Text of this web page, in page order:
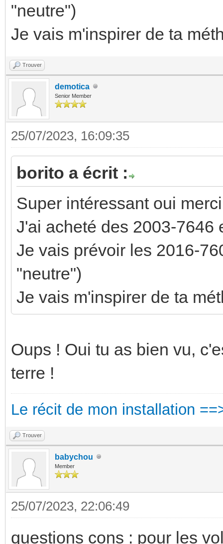
"neutre")
Je vais m'inspirer de ta
Trouver
demotica
Senior Member
25/07/2023, 16:09:35
borito a écrit :
Super intéressant oui
J'ai acheté des 2003-7646
Je vais prévoir les 2016-
"neutre")
Je vais m'inspirer de ta
Oups ! Oui tu as bien vu,
terre !
Le récit de mon installation
Trouver
babychou
Member
25/07/2023, 22:06:49
questions cons : pour les